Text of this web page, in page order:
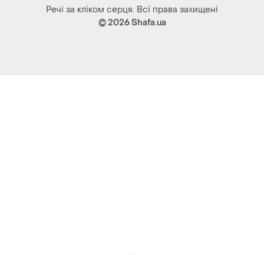
Речі за кліком серця. Всі права захищені
© 2026Shafa.ua